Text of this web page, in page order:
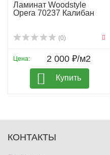
Ламинат Woodstyle
Opera 70237 Калибан
(0)
Цена: 2 000 ₽/м2
Купить
КОНТАКТЫ